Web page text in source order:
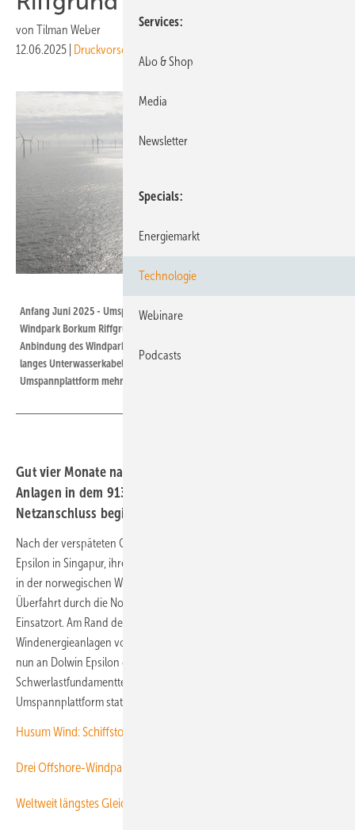
von Tilman Weber
12.06.2025
Druckvorschau
Anfang Juni 2025 - Umspannstation Dolwin Epsilon ist am Platz am
Windpark Borkum Riffgrund 3 von Ørsted mit 915 Megawatt. Die gesamte
Anbindung des Windparks an Land, Dolwin 5, über ein 130 Kilometer
langes Unterwasserkabel benötigt keine zusätzliche zweite parkinterne
Umspannplattform mehr.
Gut vier Monate nach Abschluss der Montage aller
Anlagen in dem 913-Megawatt-Windpark kann der
Netzanschluss beginnen. Trafostation nun errichtet.
Nach der verspäteten Grobfertigung der Umspannstation Dolwin
Epsilon in Singapur, ihrem mehrtägigen Seetransport zur Endmontage
in der norwegischen Werft Haugsund und einer nun erfolgten
Überfahrt durch die Nordsee steht Dolwin Epsilon an ihrem
Einsatzort. Am Rand des Ørsted-Windparks aus 83
Windenergieanlagen vom Siemens-Gamesa-Typ SG 11.0-200 finden
nun an Dolwin Epsilon die letzten Setzarbeiten der mit
Schwerlastfundamenttechnik auf den Meeresboden gestellten
Umspannplattform statt.
Husum Wind: Schiffstour durch 15 Jahre Meereswindkraft
Drei Offshore-Windparks fertig
Weltweit längstes Gleichstromkabel für Offshore-Anbindung
Services
Abo & Shop
Media
Newsletter
Specials
Energiemarkt
Technologie
Webinare
Podcasts